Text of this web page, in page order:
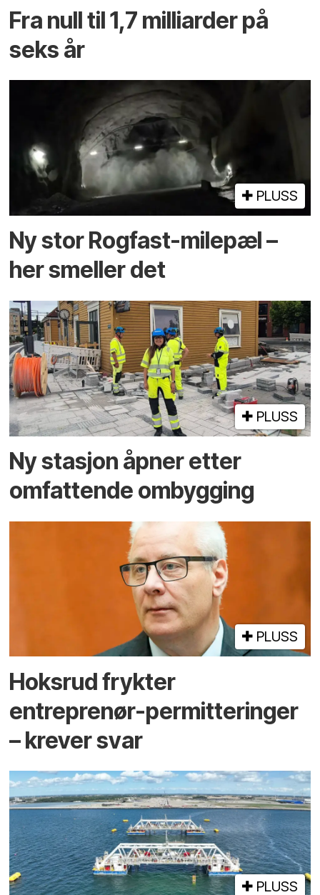
Fra null til 1,7 milliarder på
seks år
PLUSS
Ny stor Rogfast-milepæl –
her smeller det
PLUSS
Ny stasjon åpner etter
omfattende ombygging
PLUSS
Hoksrud frykter
entreprenør-permitteringer
– krever svar
PLUSS